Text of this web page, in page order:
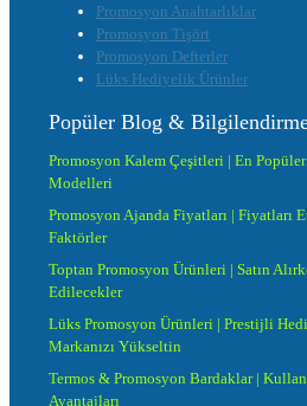
Promosyon Anahtarlıklar
Promosyon Tişört
Promosyon Defterler
Lüks Hediyelik Ürünler
Popüler Blog &
Promosyon Kalem Çeşitleri | En
Modelleri
Promosyon Ajanda Fiyatları | Fiyatları
Faktörler
Toptan Promosyon Ürünleri | Satın
Edilecekler
Lüks Promosyon Ürünleri | Prestijli
Markanızı Yükseltin
Termos & Promosyon Bardaklar |
Avantajları